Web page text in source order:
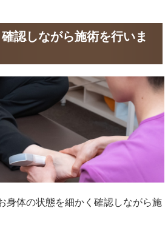
認しながら施術を行いま
身体の状態を細かく確認しながら施